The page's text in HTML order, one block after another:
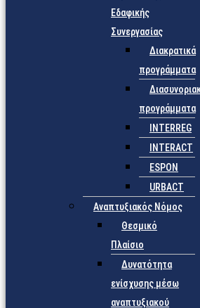
Εδαφικής
Συνεργασίας
Διακρατικά
προγράμματα
προγράμματα
INTERREG
INTERACT
ESPON
URBACT
Αναπτυξιακός Νόμος
Θεσμικό
Πλαίσιο
Δυνατότητα
ενίσχυσης μέσω
αναπτυξιακού